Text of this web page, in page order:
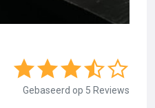
Gebaseerd op 5 Reviews